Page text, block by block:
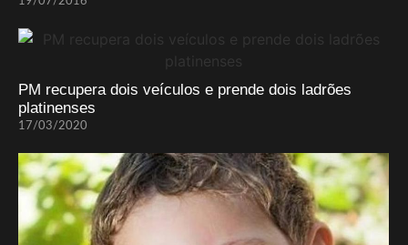
PM recupera dois veículos e prende dois ladrões
platinenses
17/03/2020